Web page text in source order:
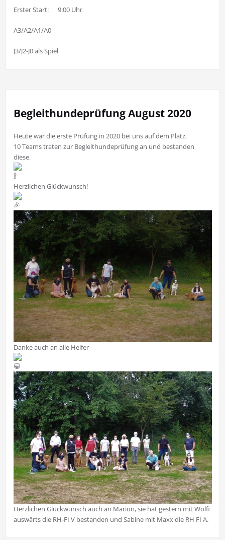
Erster Start: 9:00 Uhr
A3/A2/A1/A0
J3/J2-J0 als Spiel
Begleithundeprüfung August 2020
Heute war die erste Prüfung in 2020 bei uns auf dem Platz.
10 Teams traten zur Begleithundeprüfung an und bestanden
diese.
Herzlichen Glückwunsch!
Danke auch an alle Helfer
Herzlichen Glückwunsch auch an Marion, sie hat gestern mit Wolfi
auswärts die RH-FI V bestanden und Sabine mit Maxx die RH FI A.